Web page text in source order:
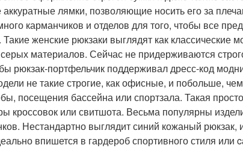
лямки, позволяющие носить его за
карманчиков и отделов для того, чтобы все
Такие женские рюкзаки выглядят как классические
материалов. Сейчас не придерживаются
рюкзак-портфельчик поддерживал дресс-код
не такие строгие, как офисные, и побольше,
посещения бассейна или спортзала. Такая
кроссовок или свитшота. Весьма популярны
Нестандартно выглядит синий кожаный
впишется в гардероб спортивного стиля или